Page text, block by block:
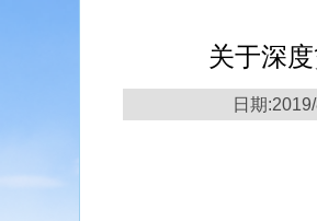
关于深
日期